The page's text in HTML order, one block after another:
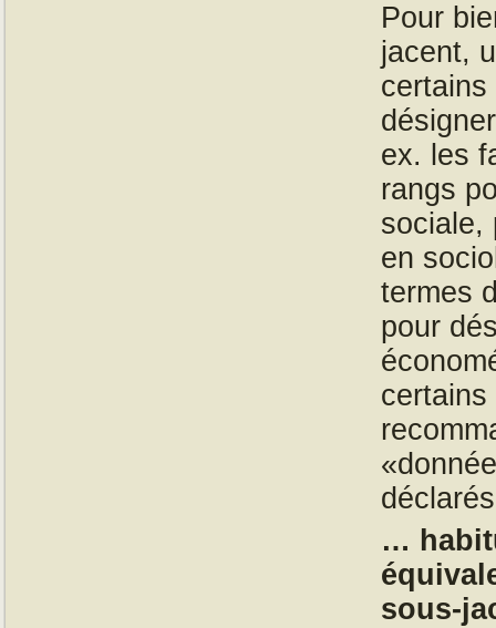
Pour
jacent,
certains
ex. les
rangs
sociale,
en
termes
pour
certains
…
sous-